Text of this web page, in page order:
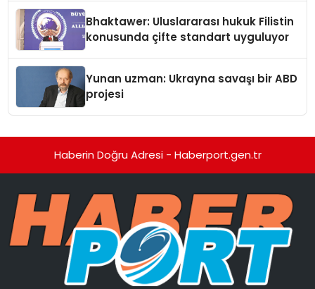
Bhaktawer: Uluslararası hukuk Filistin
konusunda çifte standart uyguluyor
Yunan uzman: Ukrayna savaşı bir ABD
projesi
Haberin Doğru Adresi - Haberport.gen.tr